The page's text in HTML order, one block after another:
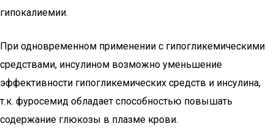
гипокалиемии.
При одновременном применении с гипогликемическими
средствами, инсулином возможно уменьшение
эффективности гипогликемических средств и инсулина,
т.к. фуросемид обладает способностью повышать
содержание глюкозы в плазме крови.